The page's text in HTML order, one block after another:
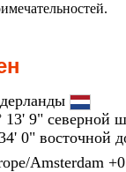
13' 9" северной
0" восточной
Amsterdam